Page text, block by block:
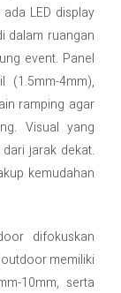
LED display
dalam ruangan
event. Panel
4mm),
ramping agar
Visual yang
jarak dekat.
kemudahan
difokuskan
memiliki
10mm, serta